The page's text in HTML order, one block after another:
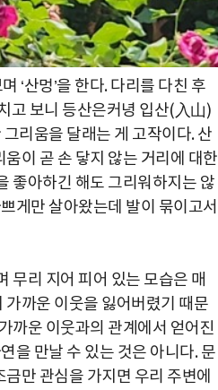
‘산멍’을 한다. 다리를 다친 후
고 보니 등산은커녕 입산(入山)
리움을 달래는 게 고작이다. 산
이 곧 손 닿지 않는 거리에 대한
좋아하긴 해도 그리워하지는 않
게만 살아왔는데 발이 묶이고서
무리 지어 피어 있는 모습은 매
까운 이웃을 잃어버렸기 때문
까운 이웃과의 관계에서 얻어진
을 만날 수 있는 것은 아니다. 문
만 관심을 가지면 우리 주변에